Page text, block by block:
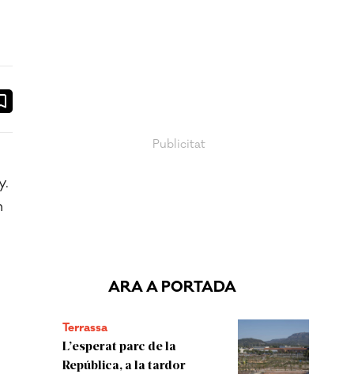
ARA A PORTADA
Terrassa
L’esperat parc de la
República, a la tardor